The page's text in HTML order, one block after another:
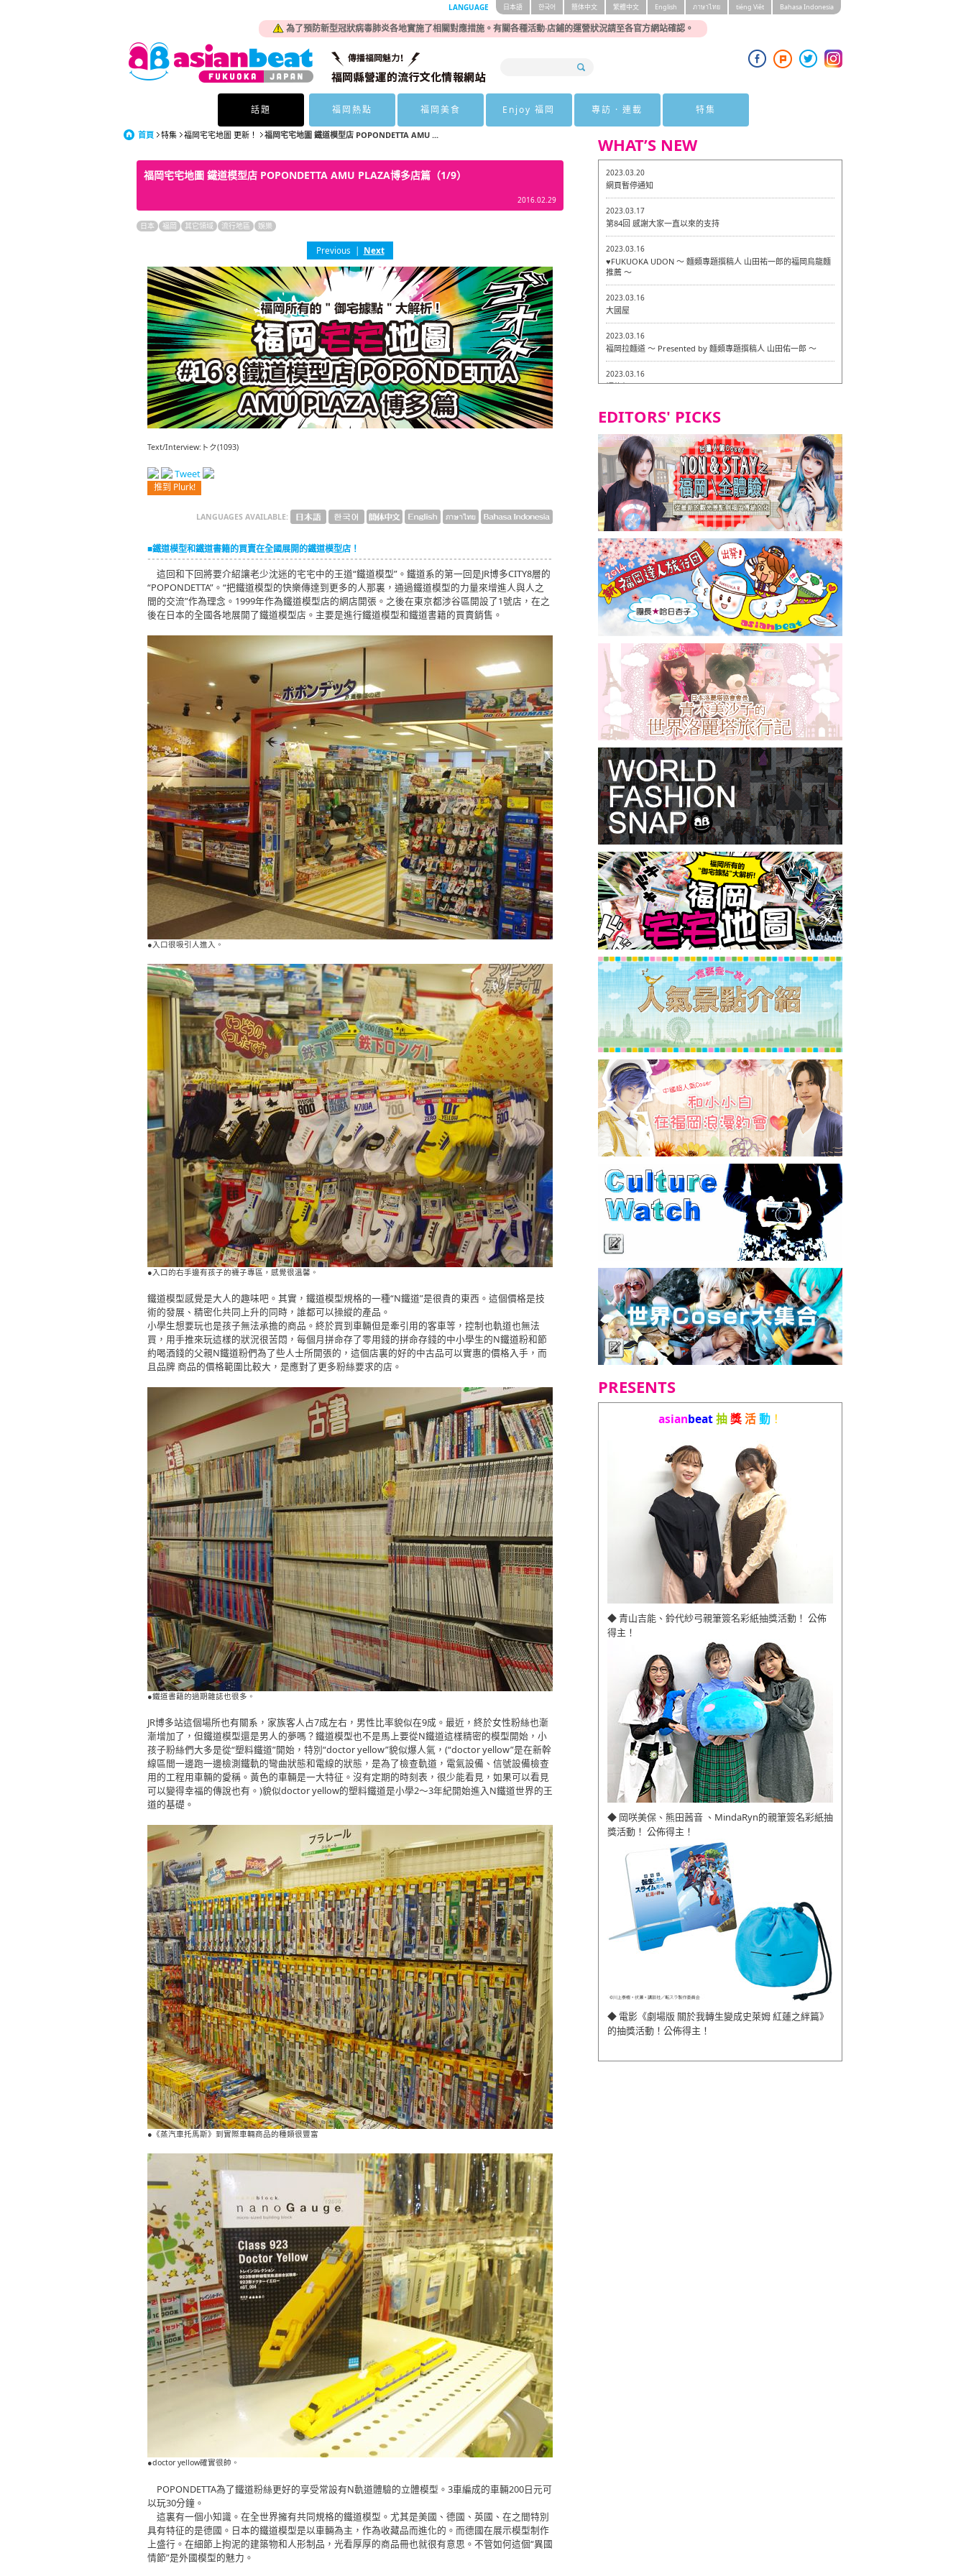
為了預防新型冠狀病毒肺炎各地實施了相關對應措施。有關各種活動·店鋪的運營狀況請至各官方網站確認。
LANGUAGE 日本語 한국어 簡体中文 繁體中文 English ภาษาไทย tiéng Viêt Bahasa Indonesia
話題 福岡熱點 福岡美食 Enjoy 福岡 專訪 · 連載 特集
首頁 特集 福岡宅宅地圖 更新！ 福岡宅宅地圖 鐵道模型店 POPONDETTA AMU ...
福岡宅宅地圖 鐵道模型店 POPONDETTA AMU PLAZA博多店篇（1/9）
2016.02.29
日本 福岡 其它領域 流行地區 娛樂
Previous | Next
Text/Interview:トク(1093)
Tweet
推到 Plurk!
LANGUAGES AVAILABLE:
■鐵道模型和鐵道書籍的買賣在全國展開的鐵道模型店！
這回和下回將要介紹讓老少沈迷的宅宅中的王道“鐵道模型”。鐵道系的第一回是JR博多CITY8層的
“POPONDETTA”。“把鐵道模型的快樂傳達到更多的人那裏，通過鐵道模型的力量來增進人與人之
間的交流”作為理念。1999年作為鐵道模型店的網店開張。之後在東京都涉谷區開設了1號店，在之
後在日本的全國各地展開了鐵道模型店。主要是進行鐵道模型和鐵道書籍的買賣銷售。
●入口很吸引人進入。
●入口的右手邊有孩子的襪子專區，感覺很溫馨。
鐵道模型感覺是大人的趣味吧。其實，鐵道模型規格的一種“N鐵道”是很貴的東西。這個價格是技
術的發展、精密化共同上升的同時，誰都可以操縱的產品。
小學生想要玩也是孩子無法承擔的商品。終於買到車輛但是牽引用的客車等，控制也軌道也無法
買，用手推來玩這樣的狀況很苦悶，每個月拼命存了零用錢的拼命存錢的中小學生的N鐵道粉和節
約喝酒錢的父親N鐵道粉們為了些人士所開張的，這個店裏的好的中古品可以實惠的價格入手，而
且品牌 商品的價格範圍比較大，是應對了更多粉絲要求的店。
●鐵道書籍的過期雜誌也很多。
JR博多站這個場所也有關系，家族客人占7成左右，男性比率貌似在9成。最近，終於女性粉絲也漸
漸增加了，但鐵道模型還是男人的夢嗎？鐵道模型也不是馬上要從N鐵道這樣精密的模型開始，小
孩子粉絲們大多是從“塑料鐵道”開始，特別“doctor yellow”貌似爆人氣，(“doctor yellow”是在新幹
線區間一邊跑一邊檢測鐵軌的彎曲狀態和電線的狀態，是為了檢查軌道，電氣設備、信號設備檢查
用的工程用車輛的愛稱。黃色的車輛是一大特征。沒有定期的時刻表，很少能看見，如果可以看見
可以變得幸福的傳說也有。)貌似doctor yellow的塑料鐵道是小學2～3年紀開始進入N鐵道世界的王
道的基礎。
●《蒸汽車托馬斯》到實際車輛商品的種類很豐富
●doctor yellow確實很帥。
POPONDETTA為了鐵道粉絲更好的享受常設有N軌道體驗的立體模型。3車編成的車輛200日元可
以玩30分鐘。
這裏有一個小知識。在全世界擁有共同規格的鐵道模型。尤其是美國、德國、英國、在之間特別
具有特征的是德國。日本的鐵道模型是以車輛為主，作為收藏品而進化的。而德國在展示模型制作
上盛行。在細節上拘泥的建築物和人形制品，光看厚厚的商品冊也就很有意思。不管如何這個“異國
情節”是外國模型的魅力。
WHAT’S NEW
2023.03.20
網頁暫停通知
2023.03.17
第84回 感謝大家一直以來的支持
2023.03.16
♥FUKUOKA UDON ～ 麵類專題撰稿人 山田祐一郎的福岡烏龍麵
推薦 ～
2023.03.16
大國屋
2023.03.16
福岡拉麵道 〜 Presented by 麵類專題撰稿人 山田佑一郎 〜
2023.03.16
福龍軒
2023.03.07
Isogiyokarazu 博多總店 〜 嚴格素食主義・素食主義者的菜單試
的試吃之旅 in 福岡市！ 〜
2023.03.07
嚴格素食主義・素食主義者的菜單試的試吃之旅 in 福岡市！
2023.03.02
Little Stand 大名店 〜 嚴格素食主義・素食主義者的菜單試的試
吃之旅 in 福岡市！ 〜
2023.02.28
東築軒 折尾本社烏冬店
EDITORS' PICKS
PRESENTS
asianbeat抽獎活動 ！
◆ 青山吉能、鈴代紗弓親筆簽名彩紙抽獎活動！ 公佈
得主！
◆ 岡咲美保、熊田茜音 、MindaRyn的親筆簽名彩紙抽
獎活動！ 公佈得主！
◆ 電影《劇場版 關於我轉生變成史萊姆 紅蓮之絆篇》
的抽獎活動！公佈得主！